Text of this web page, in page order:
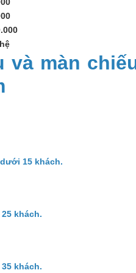
và màn
15 khách.
khách.
khách.